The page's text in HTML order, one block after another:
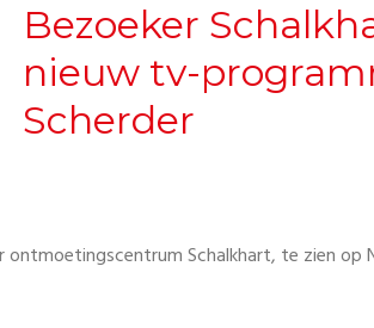
Bezoeker
nieuw tv-
Scherder
Schalkhart, te zien op